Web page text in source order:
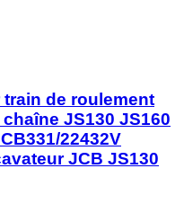
de roulement
JS130 JS160
22432V
JCB JS130